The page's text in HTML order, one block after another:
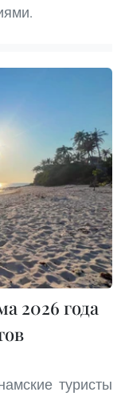
2026 года
туристы